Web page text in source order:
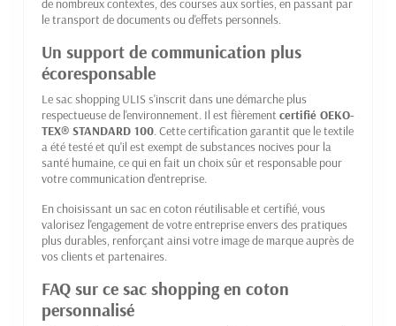
le transport de documents ou d'effets personnels.
Un support de communication plus
écoresponsable
Le sac shopping ULIS s'inscrit dans une démarche plus
respectueuse de l'environnement. Il est fièrement certifié OEKO-
TEX® STANDARD 100 . Cette certification garantit que le textile
a été testé et qu'il est exempt de substances nocives pour la
santé humaine, ce qui en fait un choix sûr et responsable pour
votre communication d'entreprise.
En choisissant un sac en coton réutilisable et certifié, vous
valorisez l'engagement de votre entreprise envers des pratiques
plus durables, renforçant ainsi votre image de marque auprès de
vos clients et partenaires.
FAQ sur ce sac shopping en coton
personnalisé